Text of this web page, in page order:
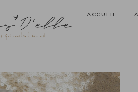
ACCUEIL